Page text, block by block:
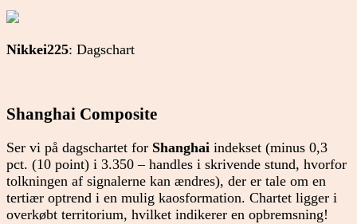
Nikkei225: Dagschart
Shanghai Composite
Ser vi på dagschartet for Shanghai indekset (minus 0,3
pct. (10 point) i 3.350 – handles i skrivende stund, hvorfor
tolkningen af signalerne kan ændres), der er tale om en
tertiær optrend i en mulig kaosformation. Chartet ligger i
overkøbt territorium, hvilket indikerer en opbremsning!